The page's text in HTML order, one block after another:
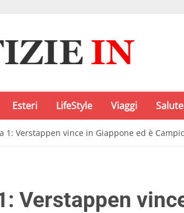
Esteri LifeStyle Viaggi Salute
1: Verstappen vince in Giappone ed è
Verstappen